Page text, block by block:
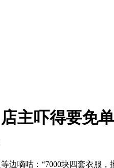
主吓得要免
边嘀咕：“7000块四套衣服